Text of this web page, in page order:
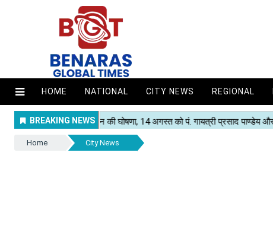
HOME NATIONAL CITY NEWS REGIONAL
Home City News